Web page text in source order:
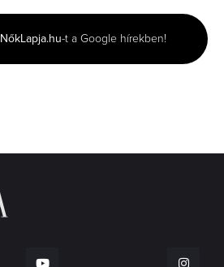
NőkLapja.hu-t a Google hírekben!